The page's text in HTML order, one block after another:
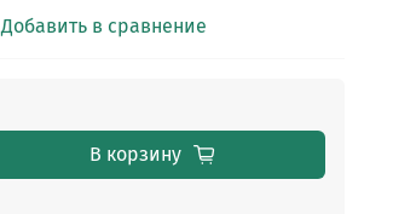
Добавить в сравнение
В корзину